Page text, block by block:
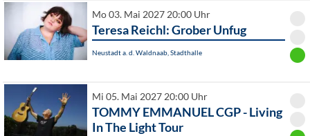
Mo 03. Mai 2027 20:00 Uhr
Teresa Reichl: Grober Unfug
Neustadt a. d. Waldnaab, Stadthalle
Mi 05. Mai 2027 20:00 Uhr
TOMMY EMMANUEL CGP - Living
In The Light Tour